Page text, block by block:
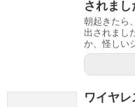
されま
朝起きたら
出されまし
か、怪しい
ワイヤレ